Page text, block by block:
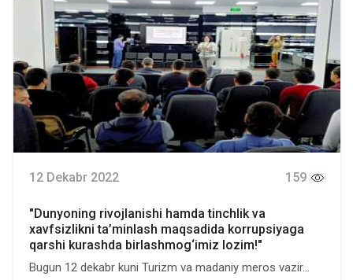
12 Dekabr 2022 159
"Dunyoning rivojlanishi hamda tinchlik va
xavfsizlikni ta’minlash maqsadida korrupsiyaga
qarshi kurashda birlashmog‘imiz lozim!"
Bugun 12 dekabr kuni Turizm va madaniy meros vazir...